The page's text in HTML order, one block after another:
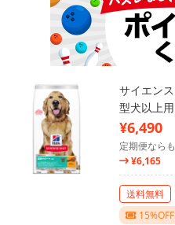
サイエン
型犬以上
¥6,490
定期便なら
¥6,165
送料無料